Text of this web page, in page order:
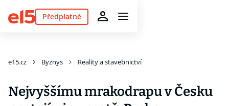
Předplatné
e15.cz Byznys Reality a stavebnictví
Nejvyššímu mrakodrapu v Česku